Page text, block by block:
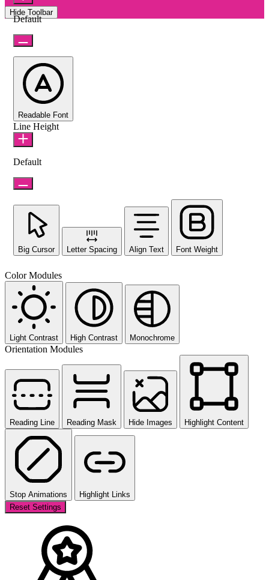
Hide Toolbar
Default
Readable Font
Line Height
Default
Big Cursor Letter Spacing Align Text Font Weight
Color Modules
Light Contrast High Contrast Monochrome
Orientation Modules
Reading Line Reading Mask Hide Images Highlight Content
Stop Animations
Highlight Links
Reset Settings